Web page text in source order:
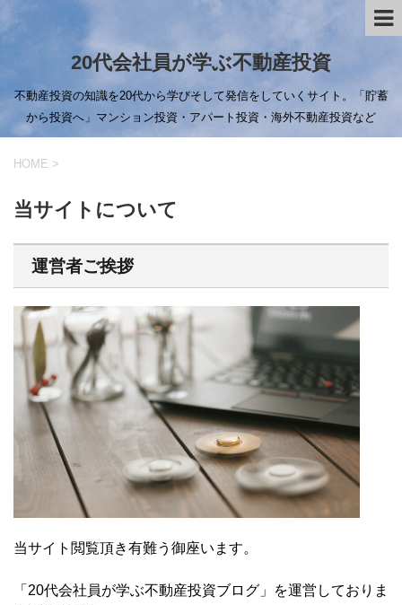
20代会社員が学ぶ不動産投資
不動産投資の知識を20代から学びそして発信をしていくサイト。「貯蓄
から投資へ」マンション投資・アパート投資・海外不動産投資など
HOME >
当サイトについて
運営者ご挨拶
当サイト閲覧頂き有難う御座います。
「20代会社員が学ぶ不動産投資ブログ」を運営しておりま